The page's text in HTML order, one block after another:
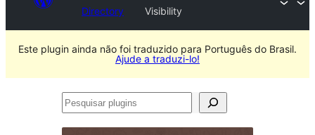
Directory
Visibility
Este plugin ainda não foi traduzido para Português do Brasil.
Ajude a traduzi-lo!
Pesquisar